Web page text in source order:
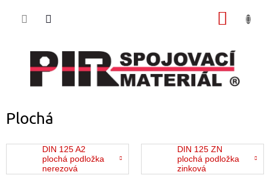
Plochá
DIN 125 A2
plochá podložka
nerezová
DIN 125 ZN
plochá podložka
zinková